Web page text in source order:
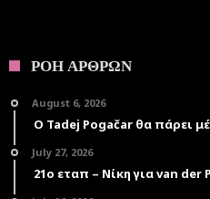
ΡΟΗ ΑΡΘΡΩΝ
August 6, 2026
Ο Tadej Pogačar θα πάρει
July 27, 2026
21ο εταπ – Νίκη για van der